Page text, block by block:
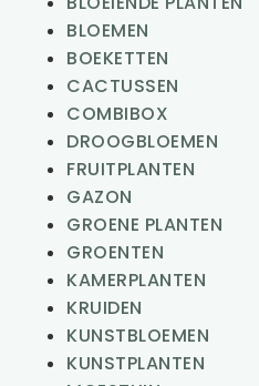
BLOEMEN
BOEKETTEN
CACTUSSEN
COMBIBOX
DROOGBLOEMEN
FRUITPLANTEN
GAZON
GROENE PLANTEN
GROENTEN
KAMERPLANTEN
KRUIDEN
KUNSTBLOEMEN
KUNSTPLANTEN